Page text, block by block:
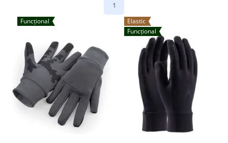
1
Funcțional
Elastic
Funcțional